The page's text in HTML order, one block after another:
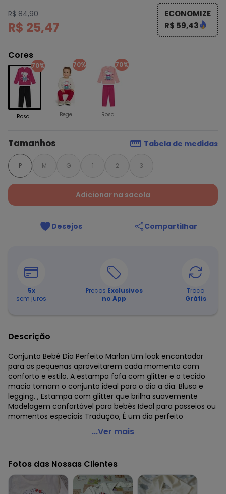
R$ 84,90
R$ 25,47
ECONOMIZE
R$ 59,43
Cores
70%
Rosa
70%
Bege
70%
Rosa
Tamanhos Tabela de medidas
P M G 1 2 3
Adicionar na sacola
Desejos Compartilhar
5x
sem juros
Preços Exclusivos
no App
Troca
Grátis
Descrição
Conjunto Bebê Dia Perfeito Marlan Um look encantador
para as pequenas aproveitarem cada momento com
conforto e estilo. A estampa fofa com glitter e o tecido
macio tornam o conjunto ideal para o dia a dia. Blusa e
legging, , Estampa com glitter que brilha suavemente
Modelagem confortável para bebês Ideal para passeios ou
momentos especiais Tradução, É um dia perfeito
Marlan - Conjunto Blusa e Legging Advance Rosa
Modelagem: Ampla
Fornecedor: MARLAN MALHAS LTDA / CNPJ 81.000.580/0001-
19
Feito: Brasil
...Ver mais
Fotos das Nossas Clientes